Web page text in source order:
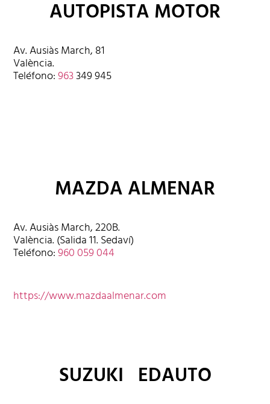
AUTOPISTA MOTOR
Av. Ausiàs March, 81
València.
Teléfono:963349 945
MAZDA ALMENAR
Av. Ausiàs March, 220B.
València. (Salida 11. Sedaví)
Teléfono:960 059 044
https://www.mazdaalmenar.com
SUZUKI EDAUTO